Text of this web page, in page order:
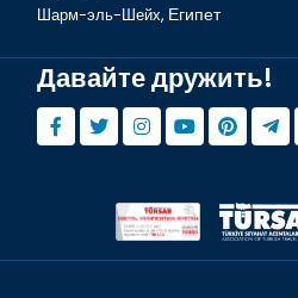
Шарм-эль-Шейх, Египет
Давайте дружить!